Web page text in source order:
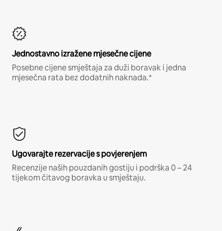
Jednostavno izražene mjesečne cijene
Posebne cijene smještaja za duži boravak i jedna
mjesečna rata bez dodatnih naknada.*
Ugovarajte rezervacije s povjerenjem
Recenzije naših pouzdanih gostiju i podrška 0 – 24
tijekom čitavog boravka u smještaju.